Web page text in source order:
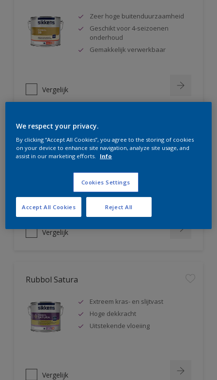
Zeer hoge buitenduurzaamheid
Geschikt voor 4-seizoenen
onderhoud
Gemakkelijk verwerkbaar
Vergelijk
Rubbol AZ
Uitstekende hoogglanslak
Tot 5 jaar bescherming
Zeer goede vloeiing
Vergelijk
Rubbol Satura
Extreem kras- en slijtvast
Hoge dekkracht
Uitstekende vloeiing
Vergelijk
We respect your privacy.
By clicking “Accept All Cookies”, you agree to the storing of cookies
on your device to enhance site navigation, analyze site usage, and
assist in our marketing efforts.
Info
Cookies Settings
Reject All
Accept All Cookies